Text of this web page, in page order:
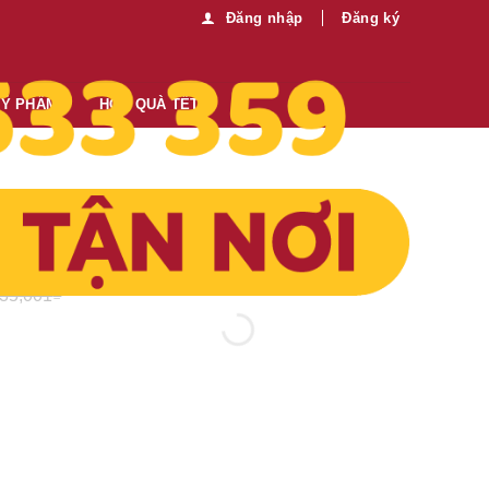
Đăng nhập Đăng ký
PHẨM HỘP QUÀ TẾT
₫
bạc số lượng
Thông tin thêm:
Mua sỉ vui lòng liên hệ chúng tôi:
0989.330.683 Gửi tin nhắn